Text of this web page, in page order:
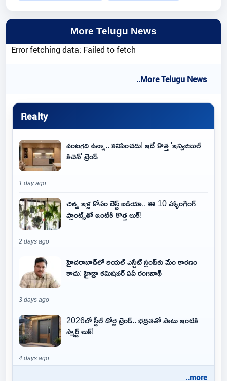
More Telugu News
Error fetching data: Failed to fetch
..More Telugu News
Realty
వంటగది ఉన్నా.. కనిపించదు! ఇదే కొత్త 'ఇన్విజిబుల్
కిచెన్' ట్రెండ్
1 day ago
చిన్న ఇళ్ల కోసం బెస్ట్ ఐడియా.. ఈ 10 హ్యాంగింగ్
ప్లాంట్స్‌తో ఇంటికి కొత్త లుక్!
2 days ago
హైదరాబాద్‌లో రియల్ ఎస్టేట్ స్లంప్‌కు మేం కారణం
కాదు: హైడ్రా కమిషనర్ ఏవీ రంగనాథ్
3 days ago
2026లో స్టీల్ డోర్ల ట్రెండ్.. భద్రతతో పాటు ఇంటికి
స్మార్ట్ లుక్!
4 days ago
..more